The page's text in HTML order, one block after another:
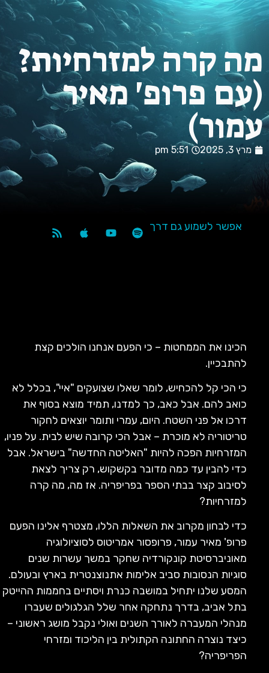
קרה למזרחיות?
פרופ' מאיר
3, 2025
5:51 pm
אפשר לשמוע גם דרך
הכינו את הממחטות – כי הפעם אנחנו הולכים קצת
להתבכיין.
כי הכי קל להכחיש, לומר שאלו שצועקים "איי", בכלל לא
כואב להם. אבל כאב, כך למדנו, תמיד מוצא בסוף את
דרכו אל פני השטח. היום, עמרי ותומר יוצאים לחקור
טריטוריה לא מוכרת – אבל הכי קרובה שיש לבית. על פניו,
המזרחיות הפכה להיות "האליטה החדשה" בישראל. אבל
כדי להבין עד כמה מדובר בקשקוש, רק צריך לצאת
לסיבוב קצר בבתי הספר בפריפריה. אז מה, מה קרה
למזרחיות?
כדי לבחון מקרוב את השאלות הללו, מצטרף אלינו הפעם
פרופ' מאיר עמור, פרופסור אמריטוס לסוציולוגיה
מאוניברסיטת קונקורדיה שחקר במשך עשרות שנים
סוגיות הנסובות סביב אלימות אתנוצנטרית בארץ ובעולם.
המסע שלנו יתחיל במושבה כנרת ויסתיים בחממות ההייטק
בתל אביב, בדרך נתחקה אחר שלל הגלגולים שעברו
מנהלי המעברה לאורך השנים ואולי נקבל מושג ראשוני –
כיצד נוצרה החתונה הקתולית בין הליכוד ומזרחי
הפריפריה?